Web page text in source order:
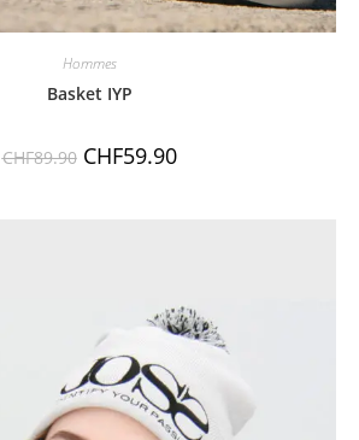
Hommes
Basket IYP
CHF89.90 CHF59.90